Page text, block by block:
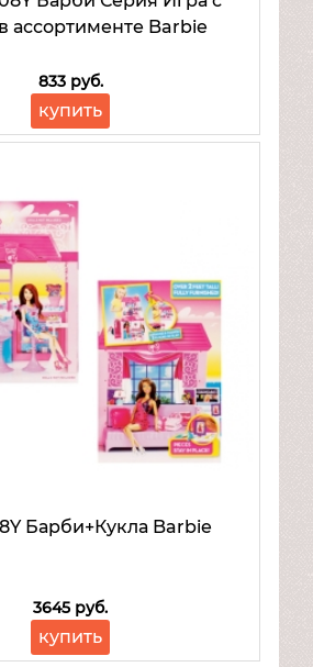
ассортименте Barbie
833 руб.
купить
Барби+Кукла Barbie
3645 руб.
купить